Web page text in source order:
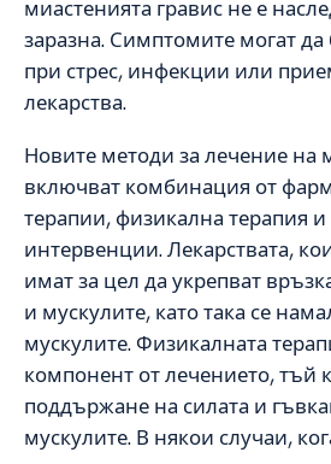
миастенията гравис не е
заразна. Симптомите могат
при стрес, инфекции или
лекарства.
Новите методи за лечение на
включват комбинация от
терапии, физикална терапия и
интервенции. Лекарствата,
имат за цел да укрепват
и мускулите, като така се
мускулите. Физикалната
компонент от лечението, тъй
поддържане на силата и
мускулите. В някои случаи,